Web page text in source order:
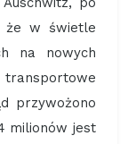
że w świetle
na nowych
transportowe
przywożono
milionów jest